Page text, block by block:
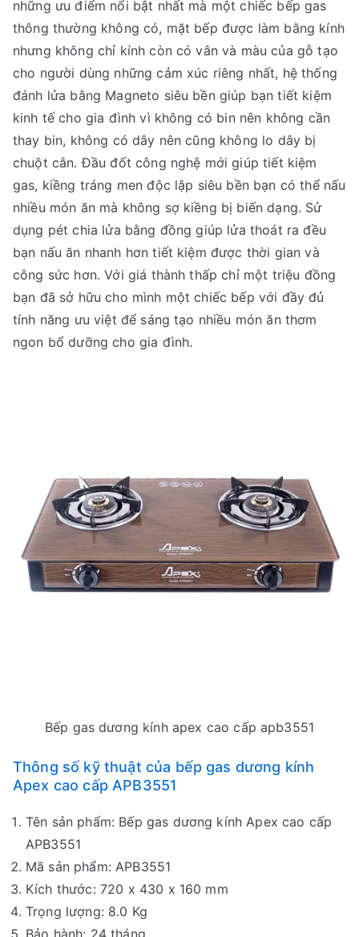
những ưu điểm nổi bật nhất mà một chiếc bếp gas
thông thường không có, mặt bếp được làm bằng kính
nhưng không chỉ kính còn có vân và màu của gỗ tạo
cho người dùng những cảm xúc riêng nhất, hệ thống
đánh lửa bằng Magneto siêu bền giúp bạn tiết kiệm
kinh tế cho gia đình vì không có bin nên không cần
thay bin, không có dây nên cũng không lo dây bị
chuột cắn. Đầu đốt công nghệ mới giúp tiết kiệm
gas, kiềng tráng men độc lập siêu bền bạn có thể nấu
nhiều món ăn mà không sợ kiềng bị biến dạng. Sử
dụng pét chia lửa bằng đồng giúp lửa thoát ra đều
bạn nấu ăn nhanh hơn tiết kiệm được thời gian và
công sức hơn. Với giá thành thấp chỉ một triệu đồng
bạn đã sở hữu cho mình một chiếc bếp với đầy đủ
tính năng ưu việt để sáng tạo nhiều món ăn thơm
ngon bổ dưỡng cho gia đình.
Bếp gas dương kính apex cao cấp apb3551
Thông số kỹ thuật của bếp gas dương kính
Apex cao cấp APB3551
Tên sản phẩm: Bếp gas dương kính Apex cao cấp
APB3551
Mã sản phẩm: APB3551
Kích thước: 720 x 430 x 160 mm
Trọng lượng: 8.0 Kg
Bảo hành: 24 tháng